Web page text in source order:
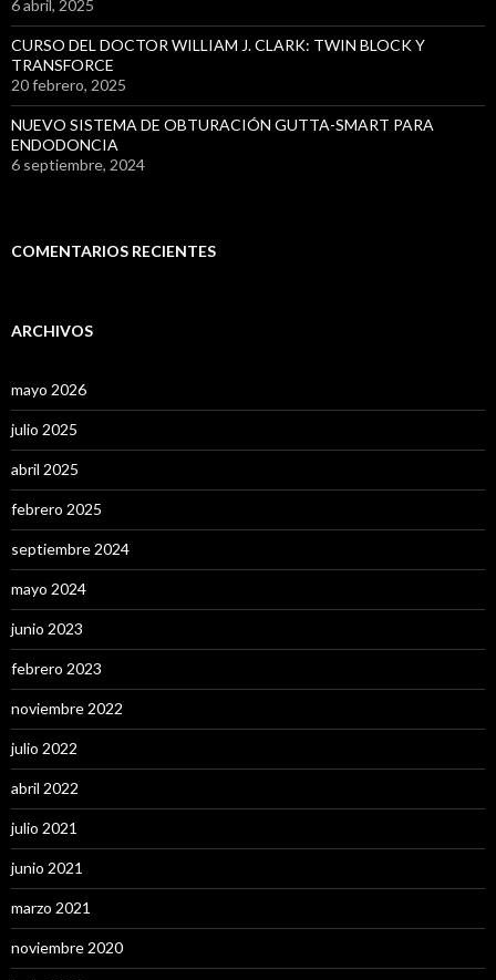
6 abril, 2025
CURSO DEL DOCTOR WILLIAM J. CLARK: TWIN BLOCK Y
TRANSFORCE
20 febrero, 2025
NUEVO SISTEMA DE OBTURACIÓN GUTTA-SMART PARA
ENDODONCIA
6 septiembre, 2024
COMENTARIOS RECIENTES
ARCHIVOS
mayo 2026
julio 2025
abril 2025
febrero 2025
septiembre 2024
mayo 2024
junio 2023
febrero 2023
noviembre 2022
julio 2022
abril 2022
julio 2021
junio 2021
marzo 2021
noviembre 2020